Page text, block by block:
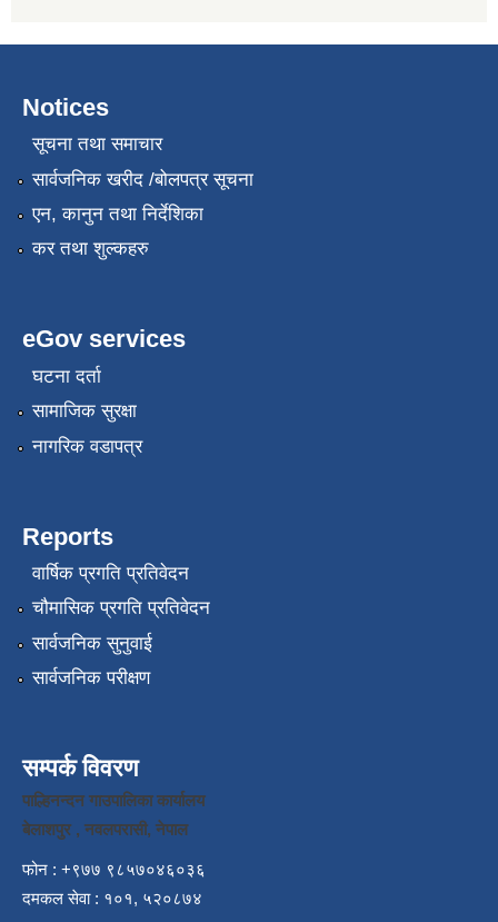
Notices
सूचना तथा समाचार
सार्वजनिक खरीद /बोलपत्र सूचना
एन, कानुन तथा निर्देशिका
कर तथा शुल्कहरु
eGov services
घटना दर्ता
सामाजिक सुरक्षा
नागरिक वडापत्र
Reports
वार्षिक प्रगति प्रतिवेदन
चौमासिक प्रगति प्रतिवेदन
सार्वजनिक सुनुवाई
सार्वजनिक परीक्षण
सम्पर्क विवरण
पाल्हिनन्दन गाउपालिका कार्यालय
बेलाशपुर , नवलपरासी, नेपाल
फोन : +९७७ ९८५७०४६०३६
दमकल सेवा : १०१, ५२०८७४